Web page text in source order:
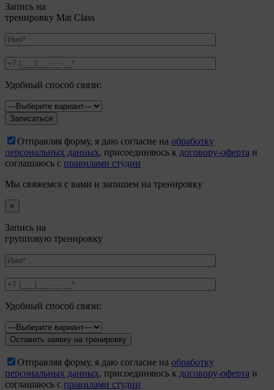
Запись на
тренировку Mat Class
Удобный способ связи:
Отправляя форму, я даю согласие на обработку
персональных данных, присоединяюсь к договору-оферта и
соглашаюсь с правилами студии
Мы свяжемся с вами и запишем на тренировку
×
Запись на
групповую тренировку
Удобный способ связи:
Отправляя форму, я даю согласие на обработку
персональных данных, присоединяюсь к договору-оферта и
соглашаюсь с правилами студии